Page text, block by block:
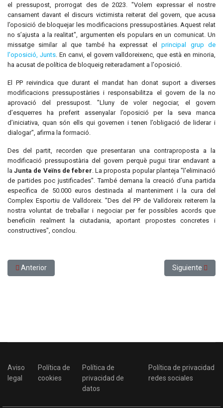
el pressupost, prorrogat des de 2023. "Volem expressar el nostre
cansament davant el discurs victimista reiterat del govern, que acusa
l’oposició de bloquejar les modificacions pressupostàries. Aquest relat
no s’ajusta a la realitat", argumenten els populars en un comunicat. Un
missatge similar al que també ha expressat elprincipal grup de
l'oposició, Junts. En canvi, el govern valldoreixenc, que està en minoria,
ha acusat de política de bloqueig reiteradament a l'oposició.
El PP reivindica que durant el mandat han donat suport a diverses
modificacions pressupostàries i responsabilitza el govern de la no
aprovació del pressupost. "Lluny de voler negociar, el govern
d’esquerres ha preferit assenyalar l’oposició per la seva manca
d’iniciativa, quan són ells qui governen i tenen l’obligació de liderar i
dialogar", afirma la formació.
Des del partit, recorden que presentaran una contraproposta a la
modificació pressupostària del govern perquè pugui tirar endavant a
la Junta de Veïns de febrer . La proposta popular planteja "l'eliminació
de partides poc justificades". També demana la creació d’una partida
específica de 50.000 euros destinada al manteniment i la cura del
Complex Esportiu de Valldoreix. "Des del PP de Valldoreix reiterem la
nostra voluntat de treballar i negociar per fer possibles acords que
beneficiïn realment la ciutadania, aportant propostes concretes i
constructives", conclou.
Artículo anterior: Sant Cugat reforçarà l’atenció a la gent gran i a
Anterior Artículo
Siguiente
Aviso
legal
Política de
cookies
Política de
privacidad de
datos
Política de privacidad
redes sociales